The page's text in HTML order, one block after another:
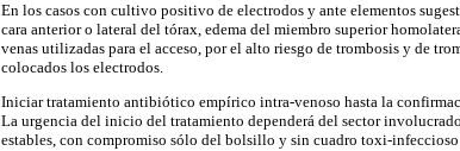
En los casos con cultivo positivo de electrodos y ante elementos
cara anterior o lateral del tórax, edema del miembro superior
venas utilizadas para el acceso, por el alto riesgo de trombosis y de
colocados los electrodos.
Iniciar tratamiento antibiótico empírico intra-venoso hasta la
La urgencia del inicio del tratamiento dependerá del sector
estables, con compromiso sólo del bolsillo y sin cuadro toxi-